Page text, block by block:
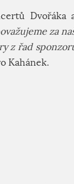
za
z řad
Kahánek.